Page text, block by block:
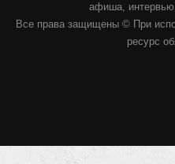
афиша,
Все права защищены © При
ресурс